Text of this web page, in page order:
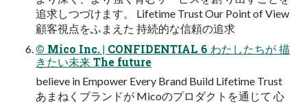
追求しつづけます。 Lifetime Trust Our Point of View
顧客視点をふまえた 持続的な信頼の追求
© Mico Inc. | CONFIDENTIAL 6 わたしたちが 描
きたい未来 The future
believe in Empower Every Brand Build Lifetime Trust
あまねくブランドが Micoのプロダクトを通じて ⼼